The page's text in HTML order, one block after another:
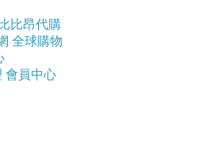
比比昂代購
全球購物
會員中心